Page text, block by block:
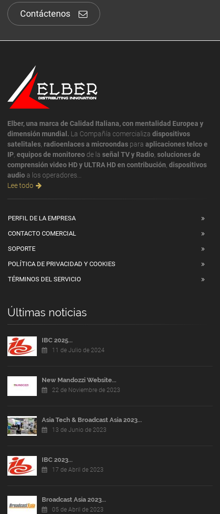
Contáctenos
Elber, una marca de Calidad Italiana, con mentalidad Europea y
dimensión mundial. La Compañía comercializa dispositivos
satelitales, radioenlaces a microondas para aplicaciones telco e
IP, equipos de monitoreo de la señal TV y Radio, soluciones de
comprensión video HD y ULTRA HD en contribución, dispositivos
audio a los operadores...
Lee todo
PERFIL DE LA EMPRESA
CONTACTO COMERCIAL
SOPORTE
POLÍTICA DE PRIVACIDAD Y COOKIES
TÉRMINOS DEL SERVICIO
Últimas noticias
IBC 2025...
11 de Julio de 2024
New Mandozzi Website...
22 de Noviembre de 2023
Asia Tech & Broadcast Asia 2023...
13 de Junio de 2023
IBC 2023...
17 de Abril de 2023
Broadcast Asia 2023...
05 de Abril de 2023